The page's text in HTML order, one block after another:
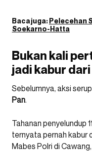
Baca juga:Pelecehan
Soekarno-Hatta
Bukan kali
jadi kabur
Sebelumnya, aksi
Pan.
Tahanan penyelundup
ternyata pernah kabur
Mabes Polri di